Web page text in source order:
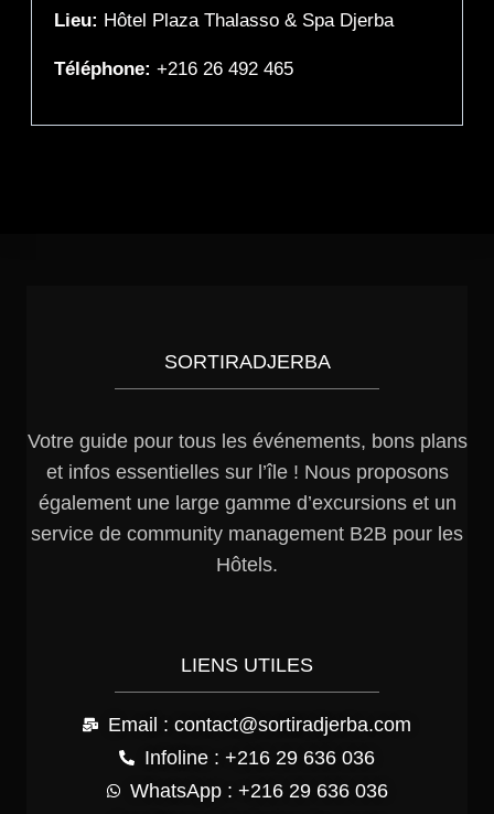
Lieu: Hôtel Plaza Thalasso & Spa Djerba
Téléphone: +216 26 492 465
SORTIRADJERBA
Votre guide pour tous les événements, bons plans
et infos essentielles sur l’île ! Nous proposons
également une large gamme d’excursions et un
service de community management B2B pour les
Hôtels.
LIENS UTILES
Email : contact@sortiradjerba.com
Infoline : +216 29 636 036
WhatsApp : +216 29 636 036